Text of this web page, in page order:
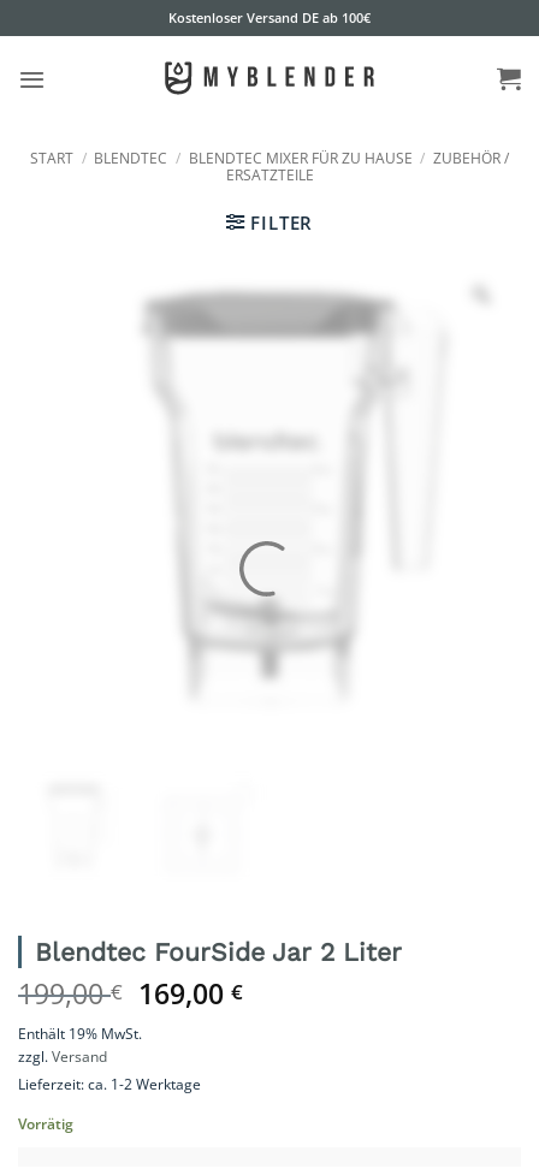
Inhalt
springen
Kostenloser Versand DE ab 100€
START / BLENDTEC / BLENDTEC MIXER FÜR ZU HAUSE / ZUBEHÖR /
ERSATZTEILE
FILTER
Blendtec FourSide Jar 2 Liter
199,00€ Ursprünglicher
Preis
war:
199,00 €
169,00 €Aktueller
Enthält 19% MwSt.
zzgl.Versand
Lieferzeit: ca. 1-2 Werktage
Vorrätig